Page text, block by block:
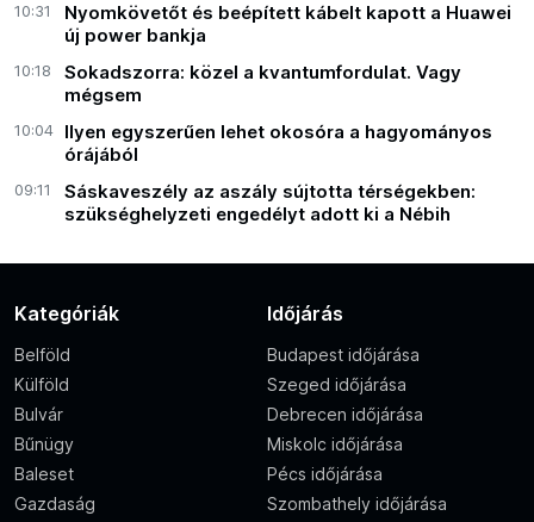
10:31
Nyomkövetőt és beépített kábelt kapott a Huawei
új power bankja
10:18
Sokadszorra: közel a kvantumfordulat. Vagy
mégsem
10:04
Ilyen egyszerűen lehet okosóra a hagyományos
órájából
09:11
Sáskaveszély az aszály sújtotta térségekben:
szükséghelyzeti engedélyt adott ki a Nébih
Kategóriák
Belföld
Külföld
Bulvár
Bűnügy
Baleset
Gazdaság
Időjárás
Budapest időjárása
Szeged időjárása
Debrecen időjárása
Miskolc időjárása
Pécs időjárása
Szombathely időjárása